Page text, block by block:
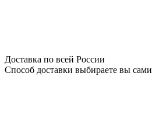
Доставка по всей России
Способ доставки выбираете вы сами